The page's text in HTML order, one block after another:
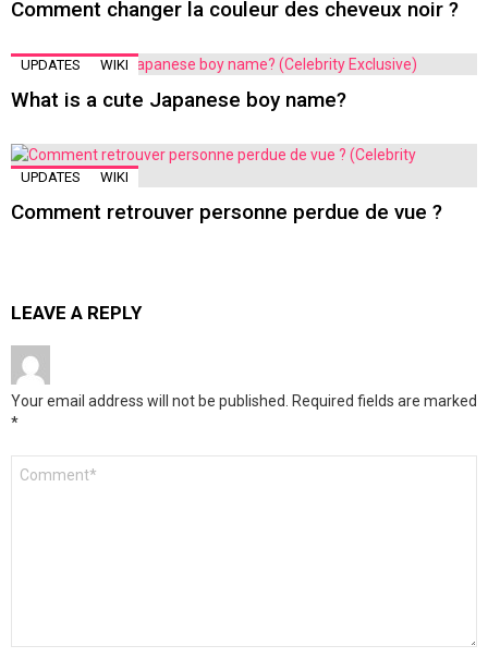
Comment changer la couleur des cheveux noir ?
UPDATES WIKI
What is a cute Japanese boy name?
UPDATES WIKI
Comment retrouver personne perdue de vue ?
LEAVE A REPLY
Your email address will not be published. Required fields are marked
*